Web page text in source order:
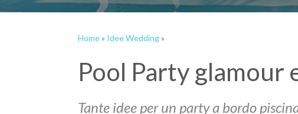
Home» Idee Wedding»
Pool Party glamour
Tante idee per un party a bordo